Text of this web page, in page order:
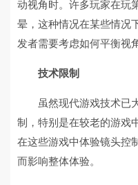
动视角时。许多玩家在玩
晕，这种情况在某些情况
发者需要考虑如何平衡视
技术限制
虽然现代游戏技术已
制，特别是在较老的游戏
在这些游戏中体验镜头控
而影响整体体验。